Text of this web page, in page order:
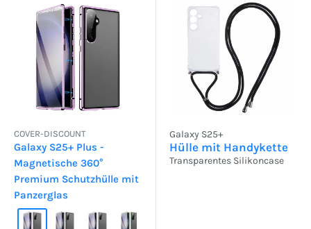
COVER-DISCOUNT
Galaxy S25+ Plus -
Magnetische 360°
Premium Schutzhülle mit
Panzerglas
Galaxy S25+
Hülle mit Handykette
Transparentes Silikoncase